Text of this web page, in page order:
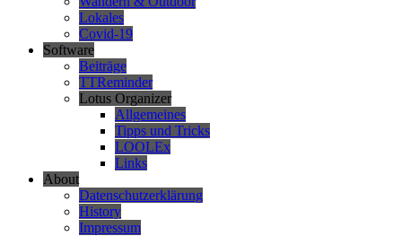
Lokales
Covid-19
Software
Beiträge
TTReminder
Lotus Organizer
Allgemeines
Tipps und Tricks
LOOLEx
Links
About
Datenschutzerklärung
History
Impressum